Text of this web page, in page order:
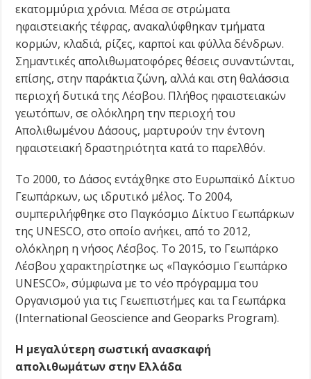
εκατομμύρια χρόνια. Μέσα σε στρώματα
ηφαιστειακής τέφρας, ανακαλύφθηκαν τμήματα
κορμών, κλαδιά, ρίζες, καρποί και φύλλα δένδρων.
Σημαντικές απολιθωματοφόρες θέσεις συναντώνται,
επίσης, στην παράκτια ζώνη, αλλά και στη θαλάσσια
περιοχή δυτικά της Λέσβου. Πλήθος ηφαιστειακών
γεωτόπων, σε ολόκληρη την περιοχή του
Απολιθωμένου Δάσους, μαρτυρούν την έντονη
ηφαιστειακή δραστηριότητα κατά το παρελθόν.
Το 2000, το Δάσος εντάχθηκε στο Ευρωπαϊκό Δίκτυο
Γεωπάρκων, ως ιδρυτικό μέλος. Το 2004,
συμπεριλήφθηκε στο Παγκόσμιο Δίκτυο Γεωπάρκων
της UNESCO, στο οποίο ανήκει, από το 2012,
ολόκληρη η νήσος Λέσβος. Το 2015, το Γεωπάρκο
Λέσβου χαρακτηρίστηκε ως «Παγκόσμιο Γεωπάρκο
UNESCO», σύμφωνα με το νέο πρόγραμμα του
Οργανισμού για τις Γεωεπιστήμες και τα Γεωπάρκα
(International Geoscience and Geoparks Program).
Η μεγαλύτερη σωστική ανασκαφή
απολιθωμάτων στην Ελλάδα